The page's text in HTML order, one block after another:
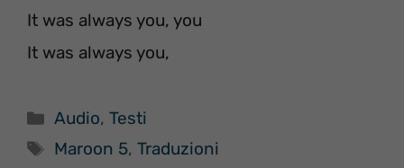
It was always you, you
It was always you,
Categorie
Audio,Testi
Tag
Maroon 5,Traduzioni